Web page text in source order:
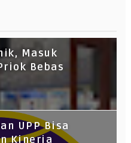
Masuk
Bebas
UPP Bisa
Kinerja